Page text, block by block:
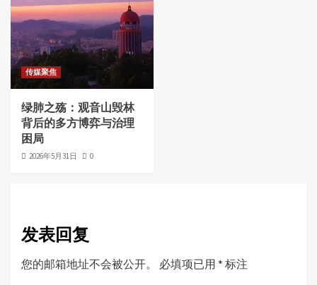
传媒聚焦
绿肺之殇：观音山毁林
背后的多方博弈与治理
困局
2026年5月31日 0
发表回复
您的邮箱地址不会被公开。 必填项已用 * 标注